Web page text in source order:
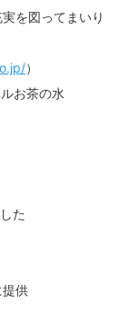
ティング・診断サー
を図ってまいり
）
お茶の水
た
提供